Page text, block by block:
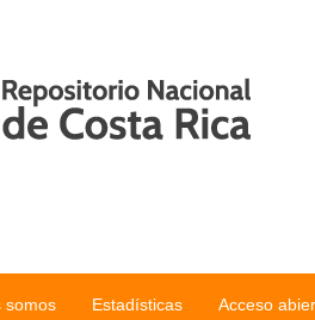
somos Estadísticas Acceso